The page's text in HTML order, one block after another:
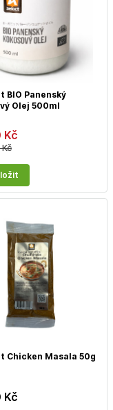
BIO Panenský
Olej 500ml
Kč
Kč
Chicken Masala 50g
Kč